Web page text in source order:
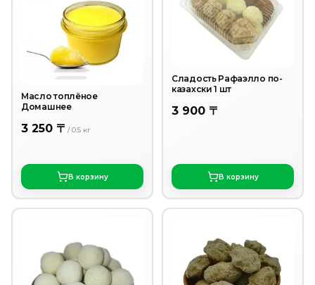
Масло топлёное
Домашнее
3 250 〒 /0.5 кг
В корзину
Сладость Рафаэлло по-
казахски 1 шт
3 900 〒
В корзину